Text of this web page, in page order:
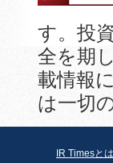
す。投
全を期
載情報
は一切
IR Timesとは